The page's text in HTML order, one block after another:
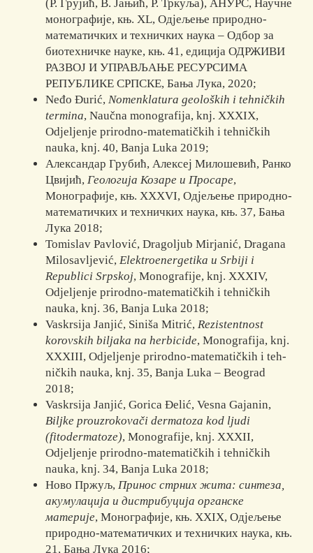
(Р. Грујић, В. Јањић, Р. Тркуља), АНУРС, Научне
монографије, књ. XL, Одјељење природно-
математичких и техничких наука – Одбор за
биотехничке науке, књ. 41, едиција ОДРЖИВИ
РАЗВОЈ И УПРАВЉАЊЕ РЕСУРСИМА
РЕПУБЛИКЕ СРПСКЕ, Бања Лука, 2020;
Neđo Đurić,Nomenklatura geoloških i tehničkih
termina, Naučna monografija, knj. XXXIX,
Odjeljenje prirodno-matematičkih i tehničkih
nauka, knj. 40, Banja Luka 2019;
Александар Грубић, Алексеј Милошевић, Ранко
Цвијић,Геологија Козаре и Просаре,
Монографије, књ. XXXVI, Одјељење природно-
ма­тематичких и техничких наука, књ. 37, Бања
Лука 2018;
Tomislav Pavlović, Dragoljub Mirjanić, Dragana
Milosavljević,Elektroenergetika u Srbiji i
Republici Srpskoj, Monografije, knj. XXXIV,
Odjeljenje pri­rodno-matematičkih i tehničkih
nauka, knj. 36, Banja Luka 2018;
Vaskrsija Janjić, Siniša Mitrić,Rezistentnost
korovskih biljaka na herbicide, Mo­no­gra­fija, knj.
XXXIII, Odjeljenje prirodno-matematičkih i teh­
ni­čkih nauka, knj. 35, Banja Luka – Beograd
2018;
Vaskrsija Janjić, Gorica Đelić, Vesna Gajanin,
Biljke prouzrokovači dermatoza kod ljudi
(fitodermatoze), Monografije, knj. XXXII,
Odjeljenje pri­rodno-matematičkih i tehničkih
nauka, knj. 34, Banja Luka 2018;
Ново Пржуљ,Принос стрних жита: синтеза,
акумулација и дистрибуција органске
материје, Монографије, књ. XXIX, Одјељење
при­родно-математичких и техничких наука, књ.
21, Бања Лука 2016;